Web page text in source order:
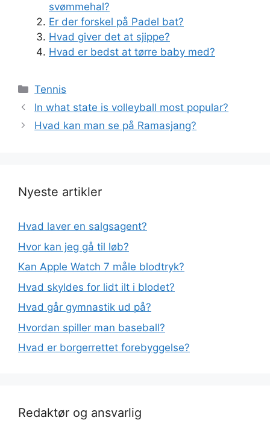
svømmehal?
Er der forskel på Padel bat?
Hvad giver det at sjippe?
Hvad er bedst at tørre baby med?
Kategorier
Tennis
In what state is volleyball most popular?
Hvad kan man se på Ramasjang?
Nyeste artikler
Hvad laver en salgsagent?
Hvor kan jeg gå til løb?
Kan Apple Watch 7 måle blodtryk?
Hvad skyldes for lidt ilt i blodet?
Hvad går gymnastik ud på?
Hvordan spiller man baseball?
Hvad er borgerrettet forebyggelse?
Redaktør og ansvarlig